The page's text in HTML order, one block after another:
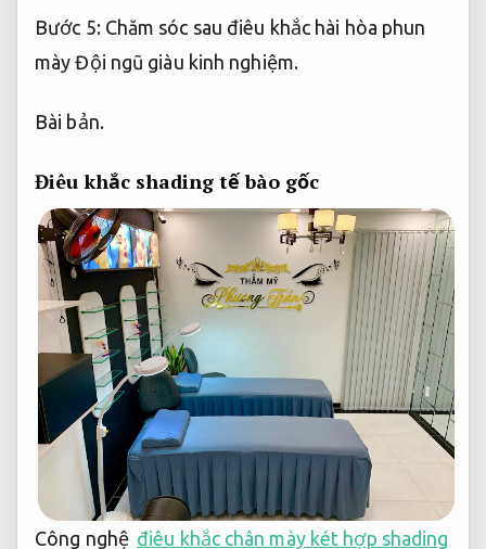
Bước 5: Chăm sóc sau điêu khắc hài hòa phun
màyĐội ngũ giàu kinh nghiệm.
Bài bản.
Điêu khắc shading tế bào gốc
Công nghệ điêu khắc chân mày két hợp shading